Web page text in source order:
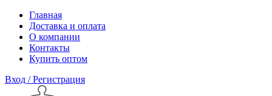
Главная
Доставка и оплата
О компании
Контакты
Купить оптом
Вход / Регистрация